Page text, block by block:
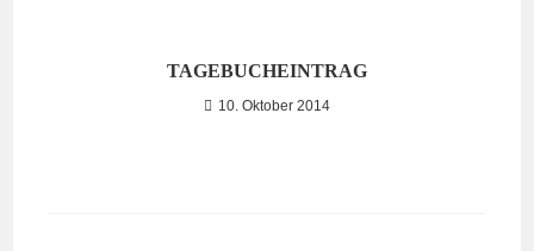
TAGEBUCHEINTRAG
10. Oktober 2014